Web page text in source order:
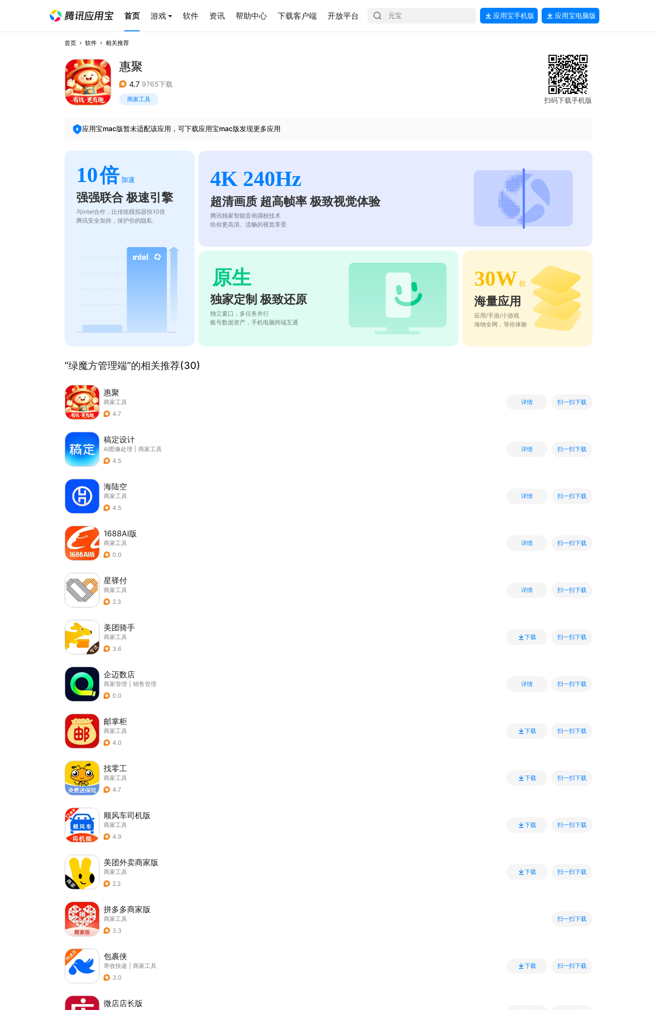
首页 游戏 软件 资讯 帮助中心 下载客户端 开放平台 应用宝手机版 应用宝电脑版
首页 软件 相关推荐
惠聚
4.7 9765下载
商家工具 扫码下载手机版
应用宝mac版暂未适配该应用，可下载应用宝mac版发现更多应用
10倍 加速
强强联合 极速引擎
与intel合作，比传统模拟器快10倍
腾讯安全加持，保护你的隐私
4K 240Hz
超清画质 超高帧率 极致视觉体验
腾讯独家智能音画调校技术
给你更高清、流畅的视觉享受
原生
独家定制 极致还原
独立窗口，多任务并行
账号数据资产，手机电脑跨端互通
30W 款
海量应用
应用/手游/小游戏
海纳全网，等你体验
“绿魔方管理端”的相关推荐(30)
惠聚
商家工具
4.7
详情 扫一扫下载
稿定设计
AI图像处理
商家工具
4.5
详情 扫一扫下载
海陆空
商家工具
4.5
详情 扫一扫下载
1688AI版
商家工具
0.0
详情 扫一扫下载
星驿付
商家工具
2.3
详情 扫一扫下载
美团骑手
商家工具
3.6
下载 扫一扫下载
企迈数店
商家管理
销售管理
0.0
详情 扫一扫下载
邮掌柜
商家工具
4.0
下载 扫一扫下载
找零工
商家工具
4.7
下载 扫一扫下载
顺风车司机版
商家工具
4.9
下载 扫一扫下载
美团外卖商家版
商家工具
2.2
下载 扫一扫下载
拼多多商家版
商家工具
3.3
扫一扫下载
包裹侠
寄收快递
商家工具
3.0
下载 扫一扫下载
微店店长版